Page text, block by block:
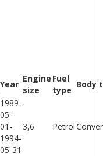
Year
Engine
size
Fuel
type
Body
1989-
05-
01-
1994-
05-31
3,6 Petrol